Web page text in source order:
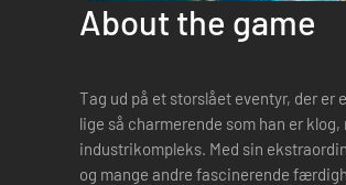
About the game
Tag ud på et storslået eventyr, der
lige så charmerende som han er
industrikompleks. Med sin
og mange andre fascinerende